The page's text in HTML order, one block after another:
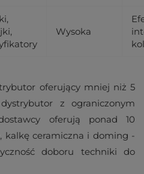
Wysoka
oferujący mniej niż 5
z ograniczonym
oferują ponad 10
kalkę ceramiczna i doming -
doboru techniki do